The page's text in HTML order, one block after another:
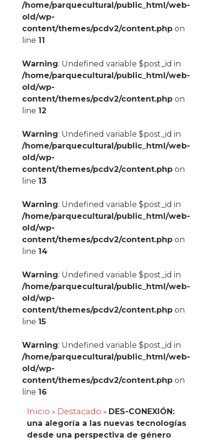
/home/parquecultural/public_html/web-
old/wp-
content/themes/pcdv2/content.phpon
line 11
Warning: Undefined variable $post_id in
/home/parquecultural/public_html/web-
old/wp-
content/themes/pcdv2/content.phpon
line 12
Warning: Undefined variable $post_id in
/home/parquecultural/public_html/web-
old/wp-
content/themes/pcdv2/content.phpon
line 13
Warning: Undefined variable $post_id in
/home/parquecultural/public_html/web-
old/wp-
content/themes/pcdv2/content.phpon
line 14
Warning: Undefined variable $post_id in
/home/parquecultural/public_html/web-
old/wp-
content/themes/pcdv2/content.phpon
line 15
Warning: Undefined variable $post_id in
/home/parquecultural/public_html/web-
old/wp-
content/themes/pcdv2/content.phpon
line 16
Inicio » Destacado » DES-CONEXIÓN:
una alegoría a las nuevas tecnologías
desde una perspectiva de género